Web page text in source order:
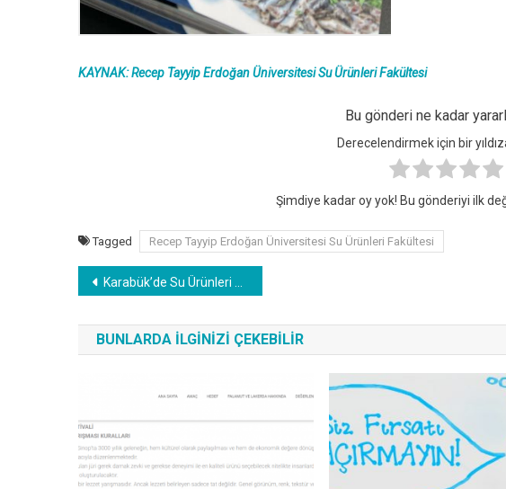
KAYNAK: Recep Tayyip Erdoğan Üniversitesi Su Ürünleri Fakültesi
Bu gönderi ne kadar
Derecelendirmek için bir
Şimdiye kadar oy yok! Bu gönderiyi ilk
Tagged Recep Tayyip Erdoğan Üniversitesi Su Ürünleri Fakültesi
Yazı
gezinmesi
Karabük’de Su Ürünleri Denetimleri Devam Ediyor !
BUNLARDA İLGINIZI ÇEKEBILIR